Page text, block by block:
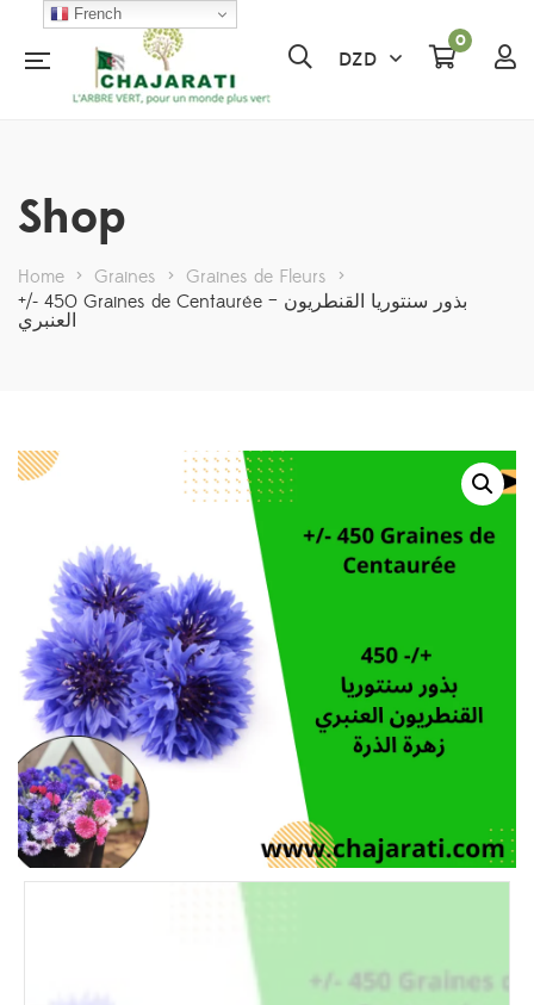
DZD
0
Shop
Home > Graines > Graines de Fleurs >
+/- 450 Graines de Centaurée – بذور سنتوريا القنطريون
العنبري
French